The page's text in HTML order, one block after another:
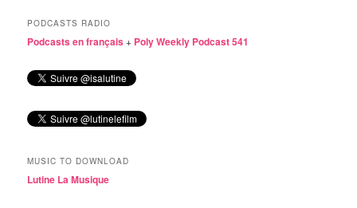
PODCASTS RADIO
Podcasts en français+ Poly Weekly Podcast 541
MUSIC TO DOWNLOAD
Lutine La Musique